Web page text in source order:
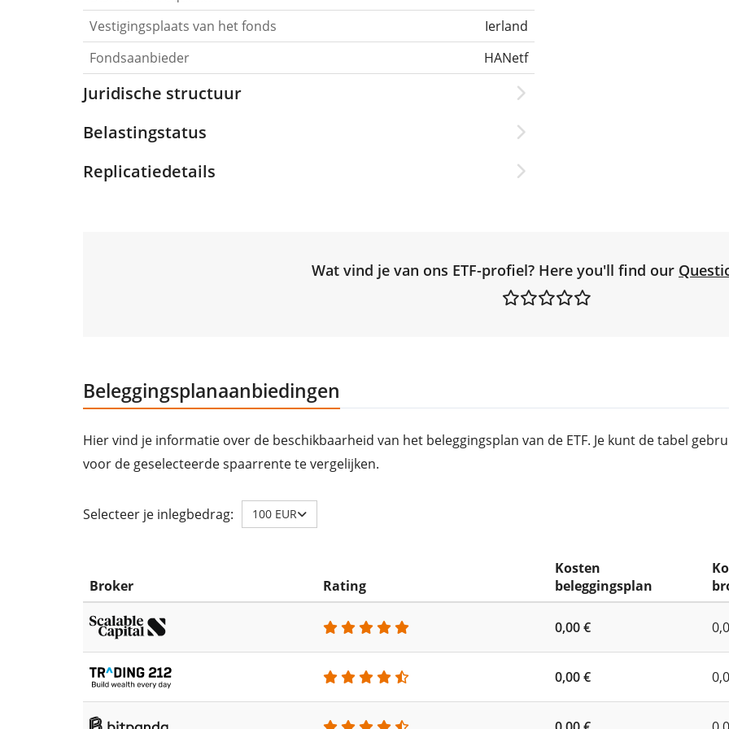
Vestigingsplaats van het fonds
Ierland
Fondsaanbieder
HANetf
Juridische structuur
Belastingstatus
Replicatiedetails
Wat vind je van ons ETF-profiel? Here you'll find our
Beleggingsplanaanbiedingen
Hier vind je informatie over de beschikbaarheid van het beleggingsplan van de ETF. Je kunt de tabel
voor de geselecteerde spaarrente te vergelijken.
Selecteer je inlegbedrag: 100 EUR
Broker Rating
Kosten
beleggingsplan
0,00 €
0,00 €